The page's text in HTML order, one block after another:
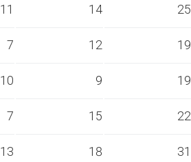
11 14 25
7 12 19
10 9 19
7 15 22
13 18 31